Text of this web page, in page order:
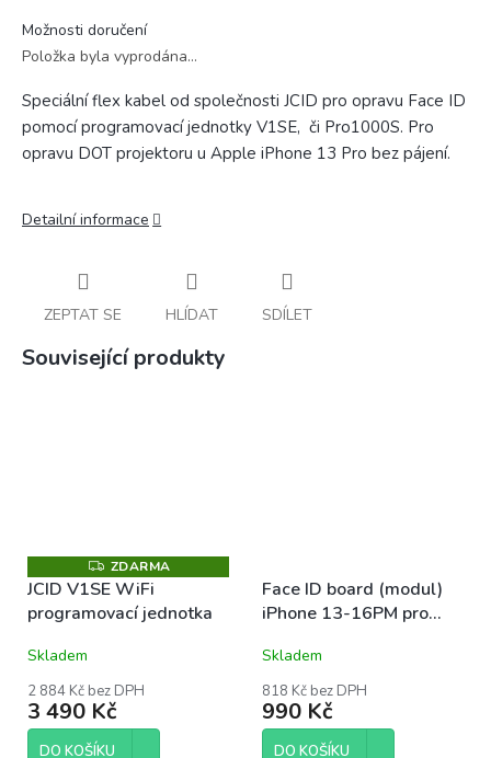
Možnosti doručení
Položka byla vyprodána…
Speciální flex kabel od společnosti JCID pro opravu Face ID
pomocí programovací jednotky V1SE, či Pro1000S. Pro
opravu DOT projektoru u Apple iPhone 13 Pro bez pájení.
Detailní informace
ZEPTAT SE HLÍDAT SDÍLET
Související produkty
Z
D
A
R
ZDARMA
JCID V1SE WiFi
programovací jednotka
Skladem
2 884 Kč bez DPH
3 490 Kč
DO KOŠÍKU
Face ID board (modul)
iPhone 13-16PM pro
V1S Plus
Skladem
818 Kč bez DPH
990 Kč
DO KOŠÍKU